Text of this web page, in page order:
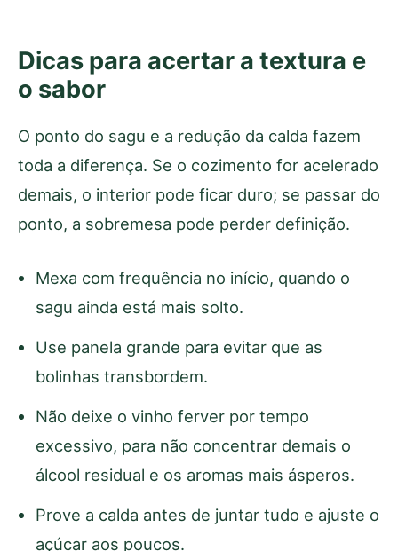
Dicas para acertar a textura e
o sabor
O ponto do sagu e a redução da calda fazem
toda a diferença. Se o cozimento for acelerado
demais, o interior pode ficar duro; se passar do
ponto, a sobremesa pode perder definição.
Mexa com frequência no início, quando o
sagu ainda está mais solto.
Use panela grande para evitar que as
bolinhas transbordem.
Não deixe o vinho ferver por tempo
excessivo, para não concentrar demais o
álcool residual e os aromas mais ásperos.
Prove a calda antes de juntar tudo e ajuste o
açúcar aos poucos.